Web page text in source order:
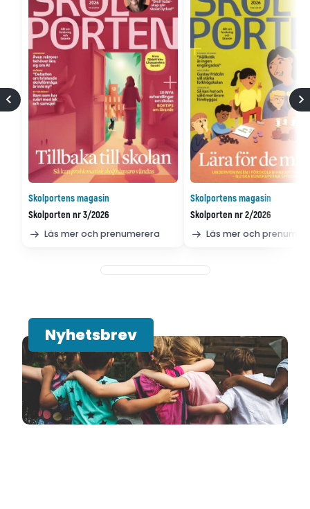
Skolportens magasin
Skolporten nr 3/2026
Läs mer och prenumerera
Skolportens magasin
Skolporten nr 2/2026
Läs mer och
Nyhetsbrev